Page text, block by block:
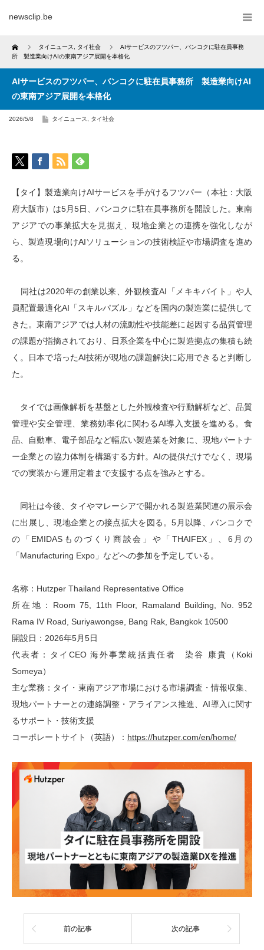
newsclip.be
Home タイニュース タイ社会
AIサービスのフツパー、バンコクに駐在員事務
所 製造業向けAIの東南アジア展開を本格化
AIサービスのフツパー、バンコクに駐在員事務所 製造業向けAI
の東南アジア展開を本格化
2026/5/8 タイニュース タイ社会
【タイ】製造業向けAIサービスを手がけるフツパー（本社：大阪
府大阪市）は5月5日、バンコクに駐在員事務所を開設した。東南
アジアでの事業拡大を見据え、現地企業との連携を強化しなが
ら、製造現場向けAIソリューションの技術検証や市場調査を進め
る。
同社は2020年の創業以来、外観検査AI「メキキバイト」や人
員配置最適化AI「スキルパズル」などを国内の製造業に提供して
きた。東南アジアでは人材の流動性や技能差に起因する品質管理
の課題が指摘されており、日系企業を中心に製造拠点の集積も続
く。日本で培ったAI技術が現地の課題解決に応用できると判断し
た。
タイでは画像解析を基盤とした外観検査や行動解析など、品質
管理や安全管理、業務効率化に関わるAI導入支援を進める。食
品、自動車、電子部品など幅広い製造業を対象に、現地パートナ
ー企業との協力体制を構築する方針。AIの提供だけでなく、現場
での実装から運用定着まで支援する点を強みとする。
同社は今後、タイやマレーシアで開かれる製造業関連の展示会
に出展し、現地企業との接点拡大を図る。5月以降、バンコクで
の「EMIDASものづくり商談会」や「THAIFEX」、6月の
「Manufacturing Expo」などへの参加を予定している。
名称：Hutzper Thailand Representative Office
所在地：Room 75, 11th Floor, Ramaland Building, No. 952
Rama IV Road, Suriyawongse, Bang Rak, Bangkok 10500
開設日：2026年5月5日
代表者：タイCEO 海外事業統括責任者 染谷 康貴（Koki
Someya）
主な業務：タイ・東南アジア市場における市場調査・情報収集、
現地パートナーとの連絡調整・アライアンス推進、AI導入に関す
るサポート・技術支援
コーポレートサイト（英語）： https://hutzper.com/en/home/
前の記事 次の記事